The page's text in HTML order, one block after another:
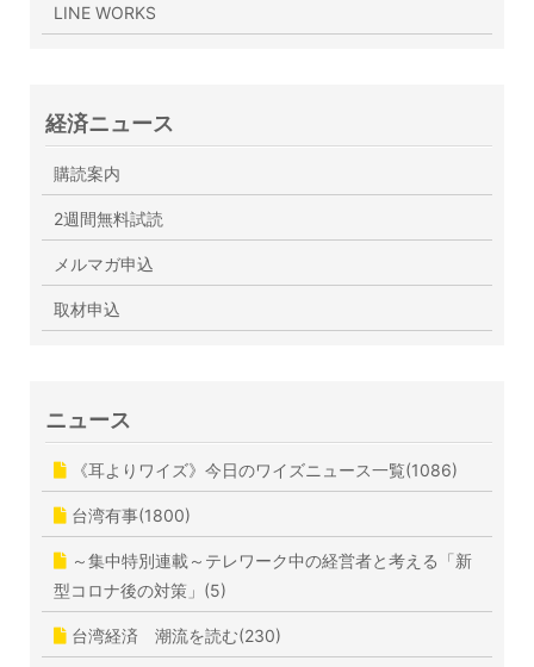
LINE WORKS
経済ニュース
購読案内
2週間無料試読
メルマガ申込
取材申込
ニュース
《耳よりワイズ》今日のワイズニュース一覧(1086)
台湾有事(1800)
～集中特別連載～テレワーク中の経営者と考える「新
型コロナ後の対策」(5)
台湾経済 潮流を読む(230)